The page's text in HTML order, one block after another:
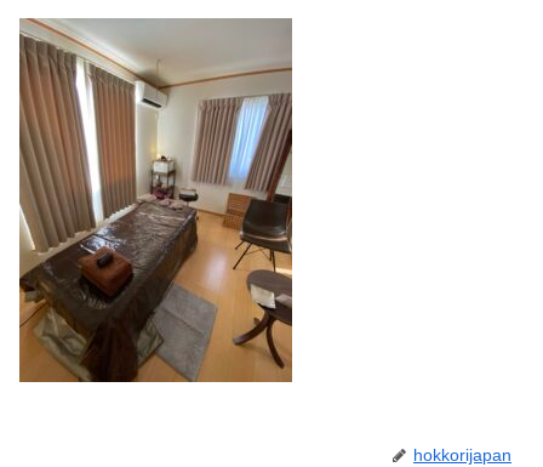
hokkorijapan